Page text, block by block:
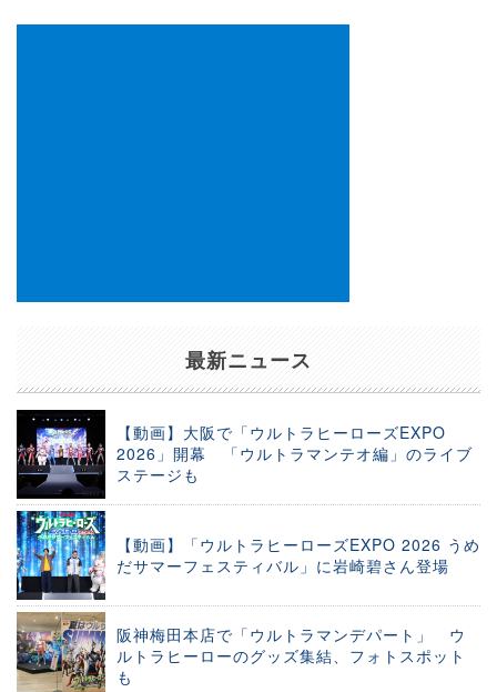
最新ニュース
【動画】大阪で「ウルトラヒーローズEXPO
2026」開幕 「ウルトラマンテオ編」のライブ
ステージも
【動画】「ウルトラヒーローズEXPO 2026 うめ
だサマーフェスティバル」に岩崎碧さん登場
阪神梅田本店で「ウルトラマンデパート」 ウ
ルトラヒーローのグッズ集結、フォトスポット
も